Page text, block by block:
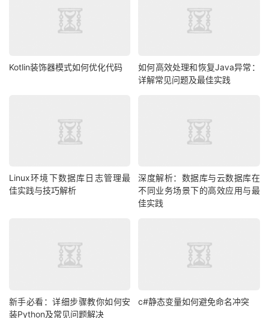
Kotlin装饰器模式如何优化代码
如何高效处理和恢复Java异常：
详解常见问题及最佳实践
Linux环境下数据库日志管理最
佳实践与技巧解析
深度解析：数据库与云数据库在
不同业务场景下的高效应用与最
佳实践
新手必看：详细步骤教你如何安
装Python及常见问题解决
c#静态变量如何避免命名冲突